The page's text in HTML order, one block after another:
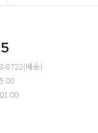
8722(배송)